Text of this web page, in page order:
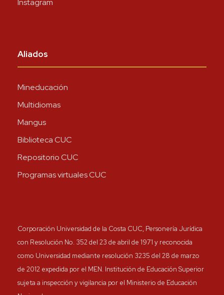
Instagram
Aliados
Mineducación
Multidiomas
Mangus
Biblioteca CUC
Repositorio CUC
Programas virtuales CUC
Corporación Universidad de la Costa CUC, Personería Jurídica
con Resolución No. 352 del 23 de abril de 1971 y reconocida
como Universidad mediante resolución 3235 del 28 de marzo
de 2012 expedida por el MEN. Institución de Educación Superior
sujeta a inspección y vigilancia por el Ministerio de Educación